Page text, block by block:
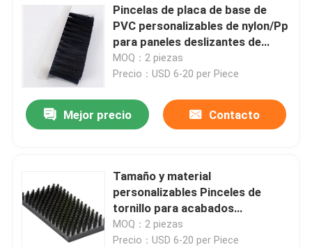
Pincelas de placa de base de
PVC personalizables de nylon/Pp
para paneles deslizantes de
muebles
MOQ：2 piezas
Precio：USD 6-20 per Piece
Mejor precio Contacto
Tamaño y material
personalizables Pinceles de
tornillo para acabados
industriales de madera
MOQ：2 piezas
Precio：USD 6-20 per Piece